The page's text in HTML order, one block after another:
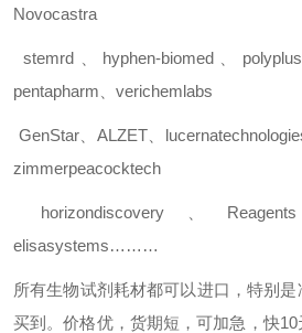
Novocastra
stemrd hyphen-biomed、 polyplus
pentapharm
verichemlabs
GenStar、 ALZET、
zimmerpeacocktech
horizondiscovery Reagents
elisasystems………
所有生物试剂耗材都可以进口，特别
买到。价格优，货期短，可加急，快10